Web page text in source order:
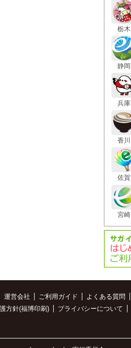
栃木
静岡
兵庫
香川
佐賀
宮崎
運営会社 ご利用ガイド よくある質問
方針(福博印刷) プライバシーについて